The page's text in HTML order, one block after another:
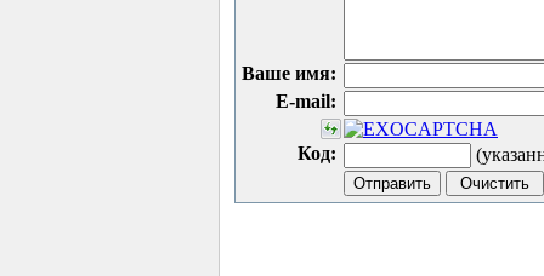
Ваше имя:
E-mail:
Код: